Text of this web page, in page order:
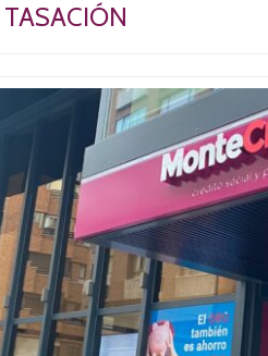
TASACIÓN